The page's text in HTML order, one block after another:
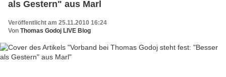
als Gestern" aus Marl
Veröffentlicht am 25.11.2010 16:24
Von Thomas Godoj LIVE Blog